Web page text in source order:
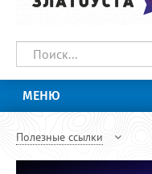
МЕНЮ
Полезные ссылки